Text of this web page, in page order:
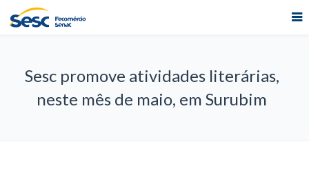
Sesc promove atividades literárias,
neste mês de maio, em Surubim